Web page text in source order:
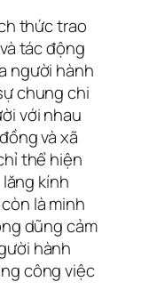
thức trao
tác động
người hành
chung chi
với nhau
và xã
thể hiện
kính
là minh
dũng cảm
hành
công việc